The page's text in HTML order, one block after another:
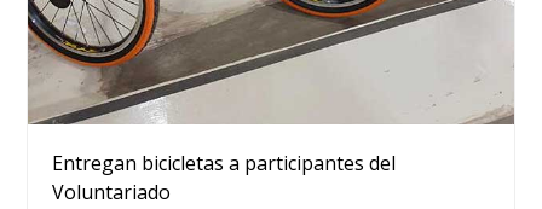
Entregan bicicletas a participantes del
Voluntariado